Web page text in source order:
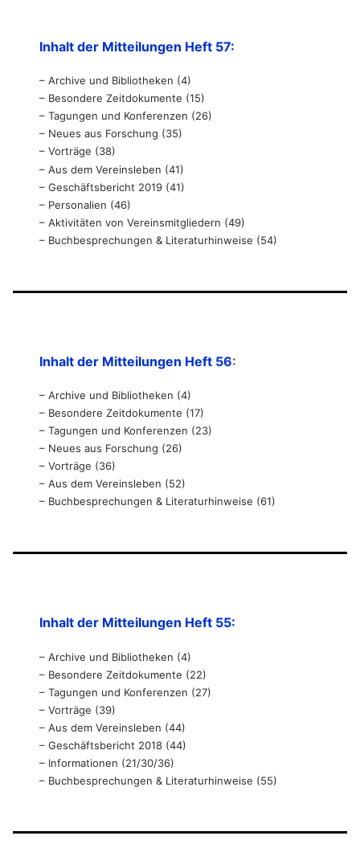
Inhalt der Mitteilungen Heft 57:
– Archive und Bibliotheken (4)
– Besondere Zeitdokumente (15)
– Tagungen und Konferenzen (26)
– Neues aus Forschung (35)
– Vorträge (38)
– Aus dem Vereinsleben (41)
– Geschäftsbericht 2019 (41)
– Personalien (46)
– Aktivitäten von Vereinsmitgliedern (49)
– Buchbesprechungen & Literaturhinweise (54)
Inhalt der Mitteilungen Heft 56:
– Archive und Bibliotheken (4)
– Besondere Zeitdokumente (17)
– Tagungen und Konferenzen (23)
– Neues aus Forschung (26)
– Vorträge (36)
– Aus dem Vereinsleben (52)
– Buchbesprechungen & Literaturhinweise (61)
Inhalt der Mitteilungen Heft 55:
– Archive und Bibliotheken (4)
– Besondere Zeitdokumente (22)
– Tagungen und Konferenzen (27)
– Vorträge (39)
– Aus dem Vereinsleben (44)
– Geschäftsbericht 2018 (44)
– Informationen (21/30/36)
– Buchbesprechungen & Literaturhinweise (55)